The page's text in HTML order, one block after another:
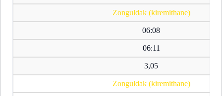
Zonguldak (kiremithane)
06:08
06:11
3,05
Zonguldak (kiremithane)